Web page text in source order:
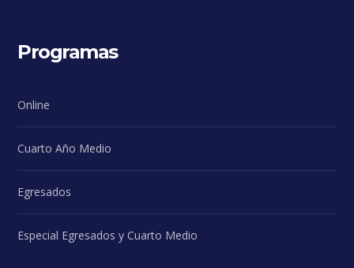
Programas
Online
Cuarto Año Medio
Egresados
Especial Egresados y Cuarto Medio